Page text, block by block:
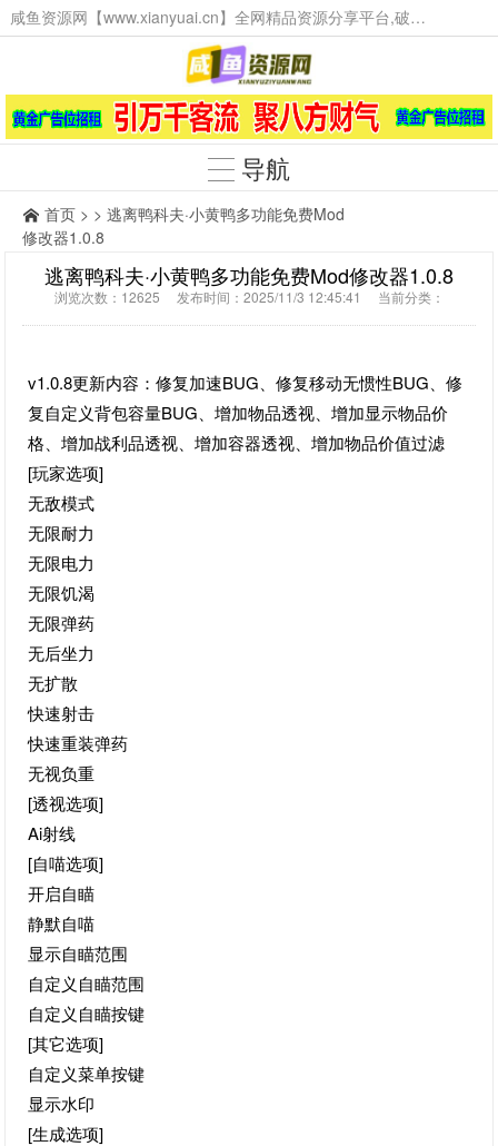
咸鱼资源网【www.xianyuai.cn】全网精品资源分享平台,破解软件,技术源码,火爆项目,工具辅助,这里无所不有。
导航
首页 > > 逃离鸭科夫·小黄鸭多功能免费Mod
修改器1.0.8
逃离鸭科夫·小黄鸭多功能免费Mod修改器1.0.8
浏览次数：12625 发布时间：2025/11/3 12:45:41 当前分类：
v1.0.8更新内容：修复加速BUG、修复移动无惯性BUG、修
复自定义背包容量BUG、增加物品透视、增加显示物品价
格、增加战利品透视、增加容器透视、增加物品价值过滤
[玩家选项]
无敌模式
无限耐力
无限电力
无限饥渴
无限弹药
无后坐力
无扩散
快速射击
快速重装弹药
无视负重
[透视选项]
Ai射线
[自喵选项]
开启自瞄
静默自喵
显示自瞄范围
自定义自瞄范围
自定义自瞄按键
[其它选项]
自定义菜单按键
显示水印
[生成选项]